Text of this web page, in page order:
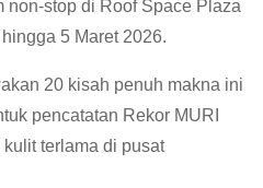
non-stop di Roof Space Plaza
5 Maret 2026.
20 kisah penuh makna ini
pencatatan Rekor MURI
terlama di pusat